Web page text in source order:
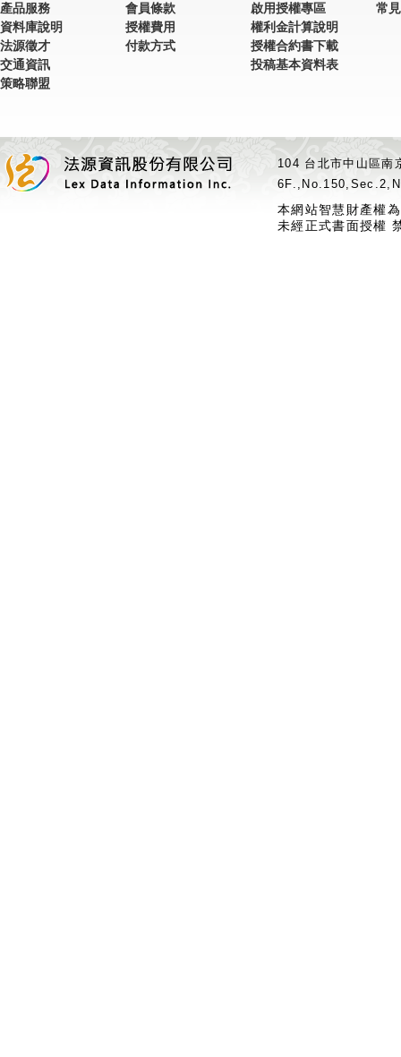
產品服務
資料庫說明
法源徵才
交通資訊
策略聯盟
會員條款
授權費用
付款方式
啟用授權專區
權利金計算說明
授權合約書下載
投稿基本資料表
常
104 台北市中山區
本網站智慧財產權
未經正式書面授權